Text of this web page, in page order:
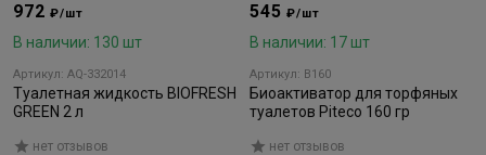
972₽/шт
В наличии: 130 шт
Артикул: AQ-332014
Туалетная жидкость BIOFRESH
GREEN 2 л
нет отзывов
545₽/шт
В наличии: 17 шт
Артикул: B160
Биоактиватор для торфяных
туалетов Piteco 160 гр
нет отзывов